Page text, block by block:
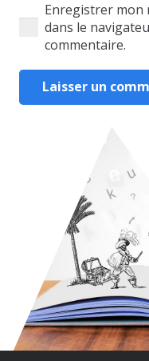
Enregistrer mon
dans le
commentaire.
Laisser un